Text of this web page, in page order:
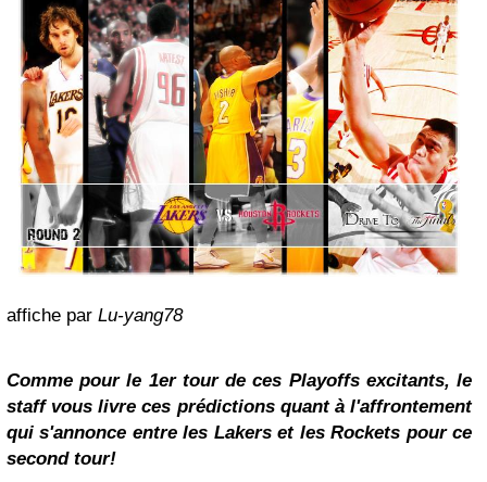
affiche par Lu-yang78
Comme pour le 1er tour de ces Playoffs excitants, le
staff vous livre ces prédictions quant à l'affrontement
qui s'annonce entre les Lakers et les Rockets pour ce
second tour!